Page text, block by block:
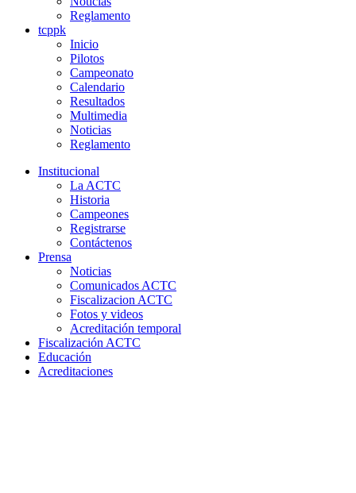
Reglamento
tcppk
Inicio
Pilotos
Campeonato
Calendario
Resultados
Multimedia
Noticias
Reglamento
Institucional
La ACTC
Historia
Campeones
Registrarse
Contáctenos
Prensa
Noticias
Comunicados ACTC
Fiscalizacion ACTC
Fotos y videos
Acreditación temporal
Fiscalización ACTC
Educación
Acreditaciones